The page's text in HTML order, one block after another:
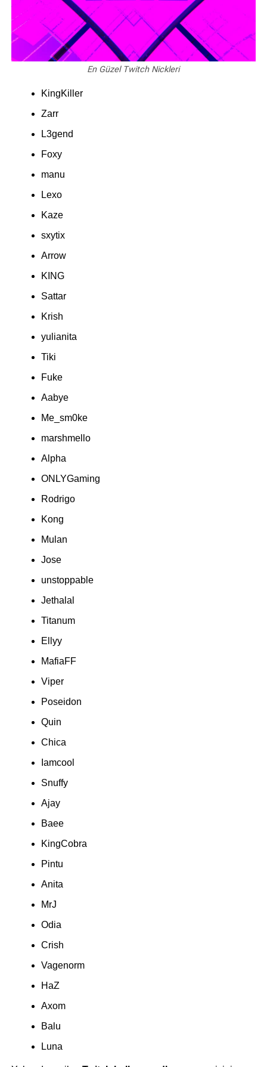
En Güzel Twitch Nickleri
KingKiller
Zarr
L3gend
Foxy
manu
Lexo
Kaze
sxytix
Arrow
KING
Sattar
Krish
yulianita
Tiki
Fuke
Aabye
Me_sm0ke
marshmello
Alpha
ONLYGaming
Rodrigo
Kong
Mulan
Jose
unstoppable
Jethalal
Titanum
Ellyy
MafiaFF
Viper
Poseidon
Quin
Chica
Iamcool
Snuffy
Ajay
Baee
KingCobra
Pintu
Anita
MrJ
Odia
Crish
Vagenorm
HaZ
Axom
Balu
Luna